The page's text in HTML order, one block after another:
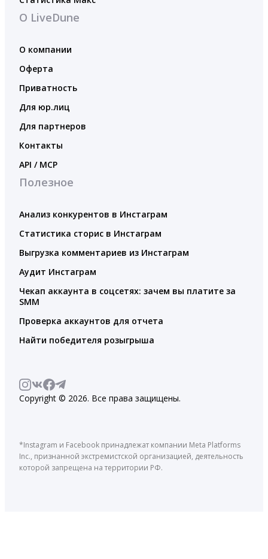
О LiveDune
О компании
Оферта
Приватность
Для юр.лиц
Для партнеров
Контакты
API / MCP
Полезное
Анализ конкурентов в Инстаграм
Статистика сторис в Инстаграм
Выгрузка комментариев из Инстаграм
Аудит Инстаграм
Чекап аккаунта в соцсетях: зачем вы платите за
SMM
Проверка аккаунтов для отчета
Найти победителя розыгрыша
Copyright © 2026. Все права защищены.
*Instagram и Facebook принадлежат компании Meta Platforms
Inc., признанной экстремистской организацией, деятельность
которой запрещена на территории РФ.